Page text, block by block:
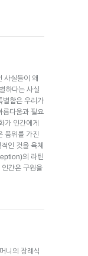
실들이 왜
하다는 사실
별함은 우리가
름다움과 필요
가 인간에게
품위를 가진
인 것을 육체
의 라틴
간은 구원을
니의 장례식